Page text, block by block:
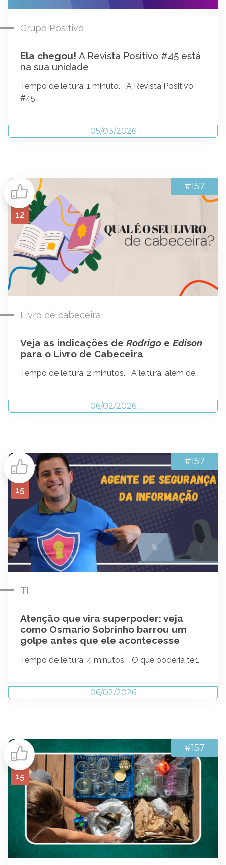
Grupo Positivo
Ela chegou! A Revista Positivo #45 está
na sua unidade
Tempo de leitura: 1 minuto. A Revista Positivo
#45…
05/03/2026
12
Livro de cabeceira
Veja as indicações de Rodrigo e Edison
para o Livro de Cabeceira
Tempo de leitura: 2 minutos. A leitura, além de…
#157
06/02/2026
15
TI
Atenção que vira superpoder: veja
como Osmario Sobrinho barrou um
golpe antes que ele acontecesse
Tempo de leitura: 4 minutos. O que poderia ter…
#157
06/02/2026
15
#157